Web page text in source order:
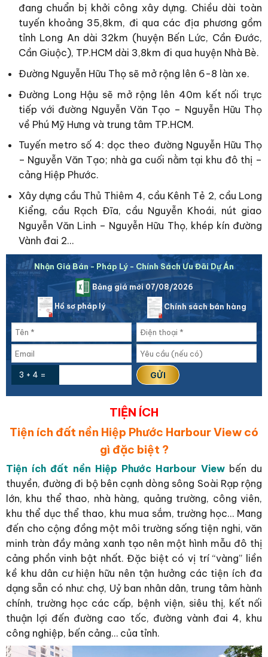
đang chuẩn bị khởi công xây dựng. Chiều dài toàn
tuyến khoảng 35,8km, đi qua các địa phương gồm
tỉnh Long An dài 32km (huyện Bến Lức, Cần Đước,
Cần Giuộc), TP.HCM dài 3,8km đi qua huyện Nhà Bè.
Đường Nguyễn Hữu Thọ sẽ mở rộng lên 6-8 làn xe.
Đường Long Hậu sẽ mở rộng lên 40m kết nối trực
tiếp với đường Nguyễn Văn Tạo – Nguyễn Hữu Thọ
về Phú Mỹ Hưng và trung tâm TP.HCM.
Tuyến metro số 4: dọc theo đường Nguyễn Hữu Thọ
– Nguyễn Văn Tạo; nhà ga cuối nằm tại khu đô thị –
cảng Hiệp Phước.
Xây dựng cầu Thủ Thiêm 4, cầu Kênh Tẻ 2, cầu Long
Kiểng, cầu Rạch Đĩa, cầu Nguyễn Khoái, nút giao
Nguyễn Văn Linh – Nguyễn Hữu Thọ, khép kín đường
Vành đai 2…
Nhận Giá Bán - Pháp Lý - Chính Sách Ưu Đãi Dự Án
Bảng giá mới 07/08/2026
Hồ sơ pháp lý Chính sách bán hàng
3 + 4 =
TIỆN ÍCH
Tiện ích đất nền Hiệp Phước Harbour View có
gì đặc biệt ?
Tiện ích đất nền Hiệp Phước Harbour Viewbến du
thuyền, đường đi bộ bên cạnh dòng sông Soài Rạp rộng
lớn, khu thể thao, nhà hàng, quảng trường, công viên,
khu thể dục thể thao, khu mua sắm, trường học… Mang
đến cho cộng đồng một môi trường sống tiện nghi, văn
minh tràn đầy mảng xanh tạo nên một hình mẫu đô thị
cảng phồn vinh bật nhất. Đặc biệt có vị trí “vàng” liền
kề khu dân cư hiện hữu nên tận hưởng các tiện ích đa
dạng sẵn có như: chợ, Uỷ ban nhân dân, trung tâm hành
chính, trường học các cấp, bệnh viện, siêu thị, kết nối
thuận lợi đến đường cao tốc, đường vành đai 4, khu
công nghiệp, bến cảng… của tỉnh.